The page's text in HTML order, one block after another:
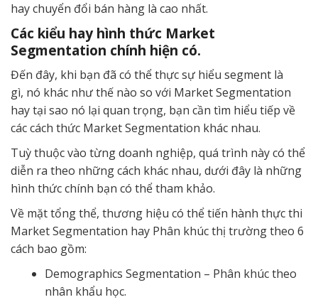
hay chuyển đổi bán hàng là cao nhất.
Các kiểu hay hình thức Market
Segmentation chính hiện có.
Đến đây, khi bạn đã có thể thực sự hiểu segment là
gì, nó khác như thế nào so với Market Segmentation
hay tại sao nó lại quan trọng, bạn cần tìm hiểu tiếp về
các cách thức Market Segmentation khác nhau.
Tuỳ thuộc vào từng doanh nghiệp, quá trình này có thể
diễn ra theo những cách khác nhau, dưới đây là những
hình thức chính bạn có thể tham khảo.
Về mặt tổng thể, thương hiệu có thể tiến hành thực thi
Market Segmentation hay Phân khúc thị trường theo 6
cách bao gồm:
Demographics Segmentation – Phân khúc theo
nhân khẩu học.